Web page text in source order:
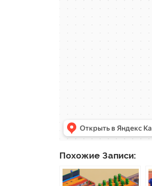
Похожие Записи: